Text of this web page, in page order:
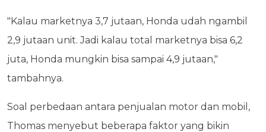
"Kalau marketnya 3,7 jutaan, Honda udah ngambil
2,9 jutaan unit. Jadi kalau total marketnya bisa 6,2
juta, Honda mungkin bisa sampai 4,9 jutaan,"
tambahnya.
Soal perbedaan antara penjualan motor dan mobil,
Thomas menyebut beberapa faktor yang bikin